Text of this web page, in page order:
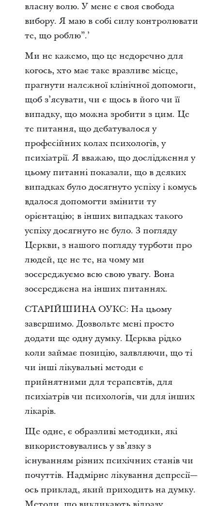
власну волю. У мене є своя свобода
вибору. Я маю в собі силу контролювати
те, що роблю”.’
Ми не кажемо, що це недоречно для
когось, хто має таке вразливе місце,
прагнути належної клінічної допомоги,
щоб з’ясувати, чи є щось в його чи її
випадку, що можна зробити з цим. Це
те питання, що дебатувалося у
професійних колах психологів, у
психіатрії. Я вважаю, що дослідження у
цьому питанні показали, що в деяких
випадках було досягнуто успіху і комусь
вдалося допомогти змінити ту
орієнтацію; в інших випадках такого
успіху досягнуто не було. З погляду
Церкви, з нашого погляду турботи про
людей, це не те, на чому ми
зосереджуємо всю свою увагу. Вона
зосереджена на інших питаннях.
СТАРІЙШИНА ОУКС: На цьому
завершимо. Дозвольте мені просто
додати ще одну думку. Церква рідко
коли займає позицію, заявляючи, що ті
чи інші лікувальні методи є
прийнятними для терапевтів, для
психіатрів чи психологів, чи для інших
лікарів.
Ще одне, є образливі методики, які
використовувались у зв’язку з
існуванням різних психічних станів чи
почуттів. Надмірне лікування депресії—
ось приклад, який приходить на думку.